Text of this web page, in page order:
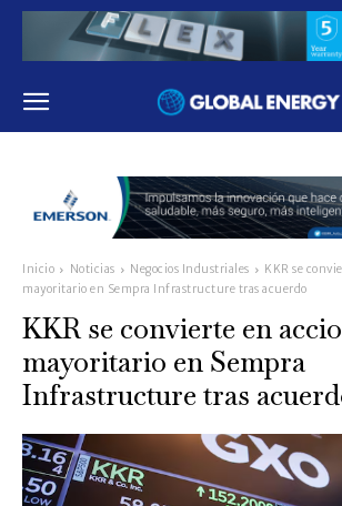
Inicio Noticias Negocios Industriales
KKR se
mayoritario en Sempra Infrastructure tras acuerdo
KKR se convierte en
mayoritario en Sempra
Infrastructure tras